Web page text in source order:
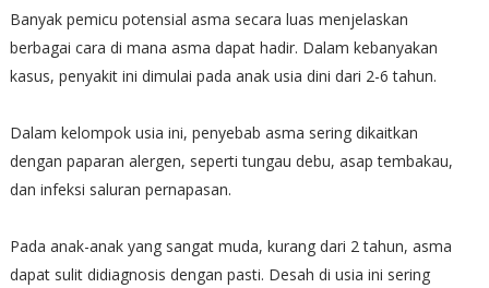
Banyak pemicu potensial asma secara luas menjelaskan
berbagai cara di mana asma dapat hadir. Dalam kebanyakan
kasus, penyakit ini dimulai pada anak usia dini dari 2-6 tahun.
Dalam kelompok usia ini, penyebab asma sering dikaitkan
dengan paparan alergen, seperti tungau debu, asap tembakau,
dan infeksi saluran pernapasan.
Pada anak-anak yang sangat muda, kurang dari 2 tahun, asma
dapat sulit didiagnosis dengan pasti. Desah di usia ini sering